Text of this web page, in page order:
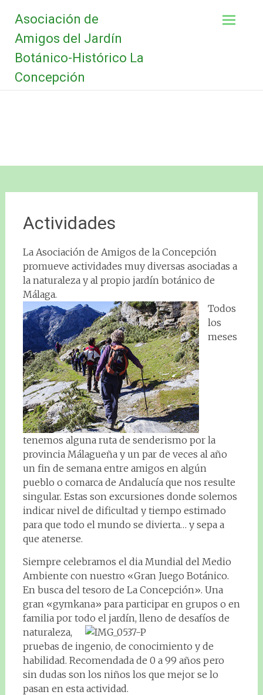
contenido
Asociación de
Amigos del Jardín
Botánico-Histórico La
Concepción
Actividades
La Asociación de Amigos de la Concepción
promueve actividades muy diversas asociadas a
la naturaleza y al propio jardín botánico de
Málaga.
Todos
los
meses
tenemos alguna ruta de senderismo por la
provincia Málagueña y un par de veces al año
un fin de semana entre amigos en algún
pueblo o comarca de Andalucía que nos resulte
singular. Estas son excursiones donde solemos
indicar nivel de dificultad y tiempo estimado
para que todo el mundo se divierta… y sepa a
que atenerse.
Siempre celebramos el dia Mundial del Medio
Ambiente con nuestro «Gran Juego Botánico.
En busca del tesoro de La Concepción». Una
gran «gymkana» para participar en grupos o en
familia por todo el jardín, lleno de desafíos de
naturaleza,
pruebas de ingenio, de conocimiento y de
habilidad. Recomendada de 0 a 99 años pero
sin dudas son los niños los que mejor se lo
pasan en esta actividad.